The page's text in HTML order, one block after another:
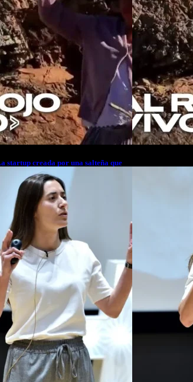
startup creada por una salteña que
resolver el estrés financiero en